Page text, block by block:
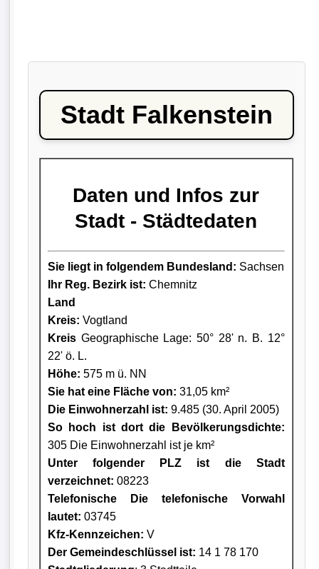
Stadt Falkenstein
Daten und Infos zur
Stadt - Städtedaten
Sie liegt in folgendem Bundesland: Sachsen
Ihr Reg. Bezirk ist: Chemnitz
Land
Kreis: Vogtland
KreisGeographische Lage: 50° 28' n. B. 12°
22' ö. L.
Höhe: 575 m ü. NN
Sie hat eine Fläche von: 31,05 km²
Die Einwohnerzahl ist: 9.485 (30. April 2005)
So hoch ist dort die Bevölkerungsdichte:
305 Die Einwohnerzahl ist je km²
Unter folgender PLZ ist die Stadt
verzeichnet: 08223
Telefonische Die telefonische Vorwahl
lautet: 03745
Kfz-Kennzeichen: V
Der Gemeindeschlüssel ist: 14 1 78 170